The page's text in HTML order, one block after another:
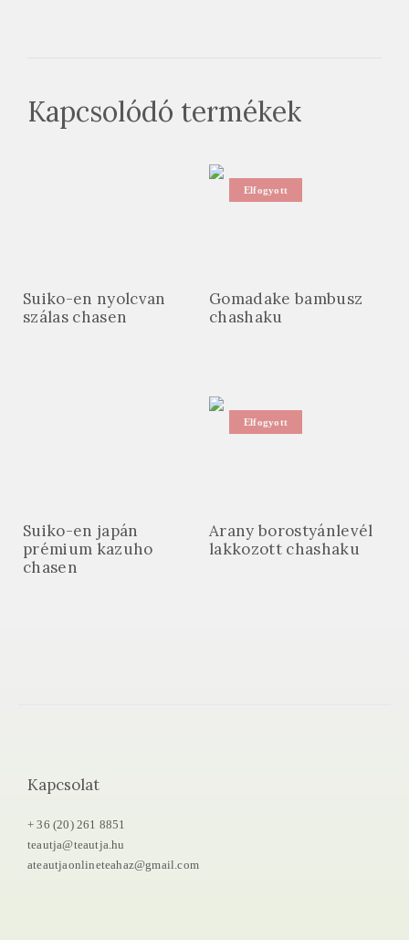
Kapcsolódó termékek
Suiko-en nyolcvan
szálas chasen
Elfogyott
Gomadake bambusz
chashaku
Suiko-en japán
prémium kazuho
chasen
Elfogyott
Arany borostyánlevél
lakkozott chashaku
Kapcsolat
+ 36 (20) 261 8851
teautja@teautja.hu
ateautjaonlineteahaz@gmail.com